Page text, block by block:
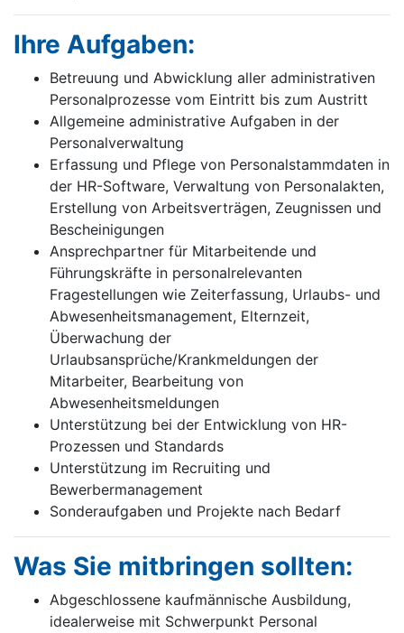
Ihre Aufgaben:
Betreuung und Abwicklung aller administrativen
Personalprozesse vom Eintritt bis zum Austritt
Allgemeine administrative Aufgaben in der
Personalverwaltung
Erfassung und Pflege von Personalstammdaten in
der HR-Software, Verwaltung von Personalakten,
Erstellung von Arbeitsverträgen, Zeugnissen und
Bescheinigungen
Ansprechpartner für Mitarbeitende und
Führungskräfte in personalrelevanten
Fragestellungen wie Zeiterfassung, Urlaubs- und
Abwesenheitsmanagement, Elternzeit,
Überwachung der
Urlaubsansprüche/Krankmeldungen der
Mitarbeiter, Bearbeitung von
Abwesenheitsmeldungen
Unterstützung bei der Entwicklung von HR-
Prozessen und Standards
Unterstützung im Recruiting und
Bewerbermanagement
Sonderaufgaben und Projekte nach Bedarf
Was Sie mitbringen sollten:
Abgeschlossene kaufmännische Ausbildung,
idealerweise mit Schwerpunkt Personal